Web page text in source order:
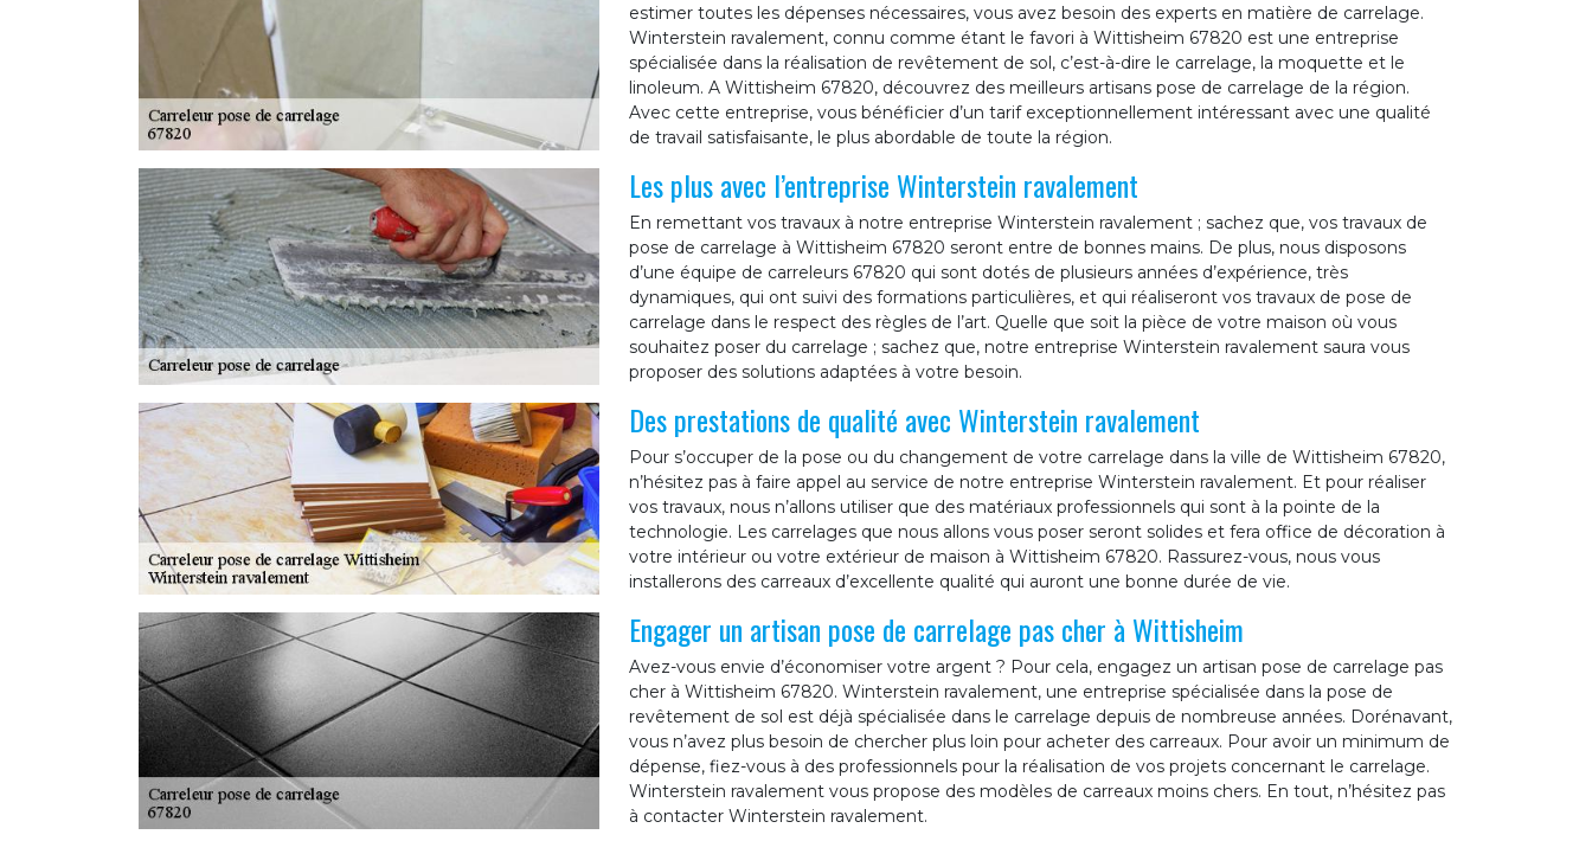
estimer toutes les dépenses nécessaires, vous avez besoin des experts en matière de carrelage.
Winterstein ravalement, connu comme étant le favori à Wittisheim 67820 est une entreprise
spécialisée dans la réalisation de revêtement de sol, c’est-à-dire le carrelage, la moquette et le
linoleum. A Wittisheim 67820, découvrez des meilleurs artisans pose de carrelage de la région.
Avec cette entreprise, vous bénéficier d’un tarif exceptionnellement intéressant avec une qualité
de travail satisfaisante, le plus abordable de toute la région.
Les plus avec l’entreprise Winterstein ravalement
En remettant vos travaux à notre entreprise Winterstein ravalement ; sachez que, vos travaux de
pose de carrelage à Wittisheim 67820 seront entre de bonnes mains. De plus, nous disposons
d’une équipe de carreleurs 67820 qui sont dotés de plusieurs années d’expérience, très
dynamiques, qui ont suivi des formations particulières, et qui réaliseront vos travaux de pose de
carrelage dans le respect des règles de l’art. Quelle que soit la pièce de votre maison où vous
souhaitez poser du carrelage ; sachez que, notre entreprise Winterstein ravalement saura vous
proposer des solutions adaptées à votre besoin.
Des prestations de qualité avec Winterstein ravalement
Pour s’occuper de la pose ou du changement de votre carrelage dans la ville de Wittisheim 67820,
n’hésitez pas à faire appel au service de notre entreprise Winterstein ravalement. Et pour réaliser
vos travaux, nous n’allons utiliser que des matériaux professionnels qui sont à la pointe de la
technologie. Les carrelages que nous allons vous poser seront solides et fera office de décoration à
votre intérieur ou votre extérieur de maison à Wittisheim 67820. Rassurez-vous, nous vous
installerons des carreaux d’excellente qualité qui auront une bonne durée de vie.
Engager un artisan pose de carrelage pas cher à Wittisheim
Avez-vous envie d’économiser votre argent ? Pour cela, engagez un artisan pose de carrelage pas
cher à Wittisheim 67820. Winterstein ravalement, une entreprise spécialisée dans la pose de
revêtement de sol est déjà spécialisée dans le carrelage depuis de nombreuse années. Dorénavant,
vous n’avez plus besoin de chercher plus loin pour acheter des carreaux. Pour avoir un minimum de
dépense, fiez-vous à des professionnels pour la réalisation de vos projets concernant le carrelage.
Winterstein ravalement vous propose des modèles de carreaux moins chers. En tout, n’hésitez pas
à contacter Winterstein ravalement.